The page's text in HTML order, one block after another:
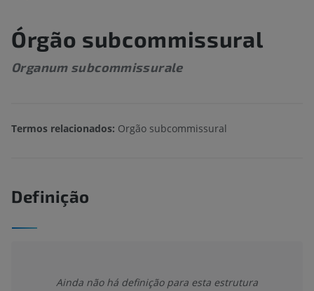
Órgão subcommissural
Organum subcommissurale
Termos relacionados: Orgão subcommissural
Definição
Ainda não há definição para esta estrutura